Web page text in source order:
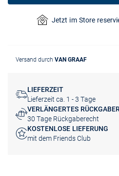
Jetzt im Store
Versand durch VAN GRAAF
LIEFERZEIT
Lieferzeit ca. 1 - 3 Tage
VERLÄNGERTES
30 Tage Rückgaberecht
KOSTENLOSE LIEFERUNG
mit dem Friends Club